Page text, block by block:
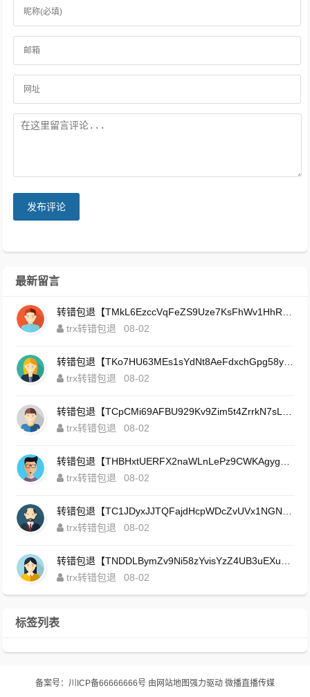
发布评论
最新留言
转错包退【TMkL6EzccVqFeZS9Uze7KsFhWv1HhRnnk2】客服TeleGram:【@TrxEm】
trx转错包退
08-02
转错包退【TKo7HU63MEs1sYdNt8AeFdxchGpg58y7pJ】客服TeleGram:【@TrxEm】
trx转错包退
08-02
转错包退【TCpCMi69AFBU929Kv9Zim5t4ZrrkN7sLmt】客服TeleGram:【@TrxEm】
trx转错包退
08-02
转错包退【THBHxtUERFX2naWLnLePz9CWKAgygggggv】客服TeleGram:【@TrxEm】
trx转错包退
08-02
转错包退【TC1JDyxJJTQFajdHcpWDcZvUVx1NGNcSZo】客服TeleGram:【@TrxEm】
trx转错包退
08-02
转错包退【TNDDLBymZv9Ni58zYvisYzZ4UB3uEXuzXQ】客服TeleGram:【@TrxEm】
trx转错包退
08-02
标签列表
备案号： 川ICP备66666666号 由 网站地图强力驱动 微播直播传媒